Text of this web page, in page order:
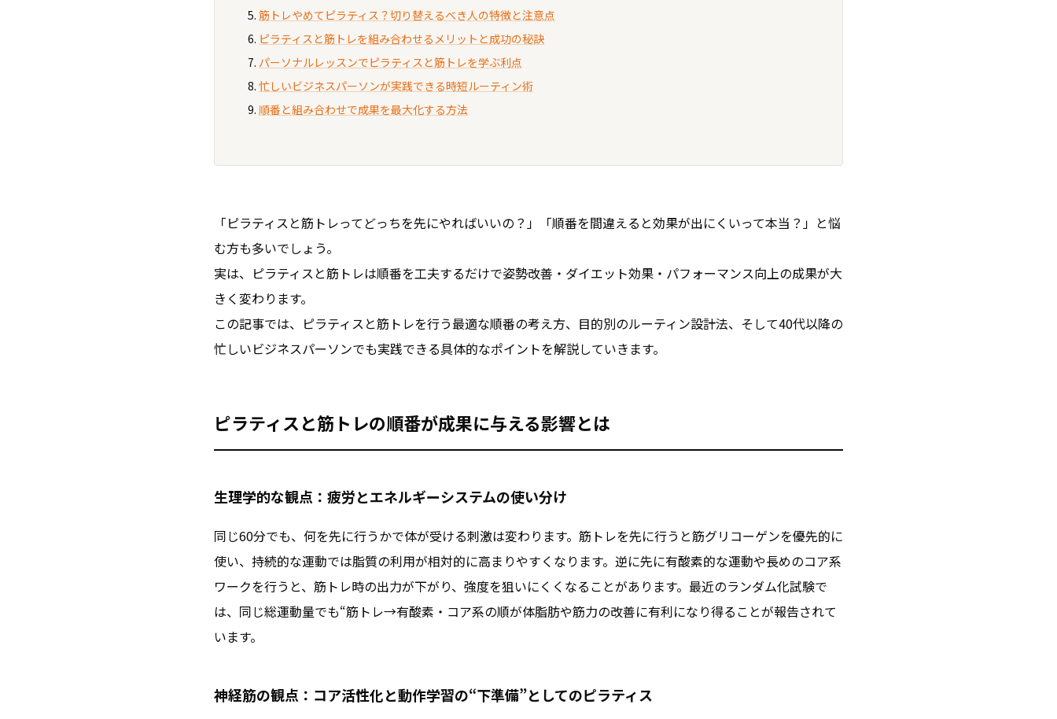
筋トレやめてピラティス？切り替えるべき人の特徴と注意点
ピラティスと筋トレを組み合わせるメリットと成功の秘訣
パーソナルレッスンでピラティスと筋トレを学ぶ利点
忙しいビジネスパーソンが実践できる時短ルーティン術
順番と組み合わせで成果を最大化する方法
「ピラティスと筋トレってどっちを先にやればいいの？」「順番を間違えると効果が出にくいって本当？」と悩
む方も多いでしょう。
実は、ピラティスと筋トレは順番を工夫するだけで姿勢改善・ダイエット効果・パフォーマンス向上の成果が大
きく変わります。
この記事では、ピラティスと筋トレを行う最適な順番の考え方、目的別のルーティン設計法、そして40代以降の
忙しいビジネスパーソンでも実践できる具体的なポイントを解説していきます。
ピラティスと筋トレの順番が成果に与える影響とは
生理学的な観点：疲労とエネルギーシステムの使い分け
同じ60分でも、何を先に行うかで体が受ける刺激は変わります。筋トレを先に行うと筋グリコーゲンを優先的に
使い、持続的な運動では脂質の利用が相対的に高まりやすくなります。逆に先に有酸素的な運動や長めのコア系
ワークを行うと、筋トレ時の出力が下がり、強度を狙いにくくなることがあります。最近のランダム化試験で
は、同じ総運動量でも“筋トレ→有酸素・コア系の順が体脂肪や筋力の改善に有利になり得ることが報告されて
います。
神経筋の観点：コア活性化と動作学習の“下準備”としてのピラティス